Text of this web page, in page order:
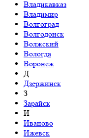
Владикавказ
Владимир
Волгоград
Волгодонск
Волжский
Вологда
Воронеж
Д
Дзержинск
З
Зарайск
И
Иваново
Ижевск